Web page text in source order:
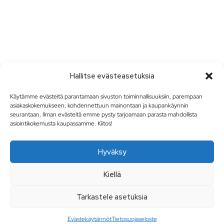
Hallitse evästeasetuksia
Käytämme evästeitä parantamaan sivuston toiminnallisuuksiin, parempaan
asiakaskokemukseen, kohdennettuun mainontaan ja kaupankäynnin
seurantaan. Ilman evästeitä emme pysty tarjoamaan parasta mahdollista
asiointikokemusta kaupassamme. Kiitos!
Hyväksy
Kiellä
Tarkastele asetuksia
EvästekäytännötTietosuojaseloste